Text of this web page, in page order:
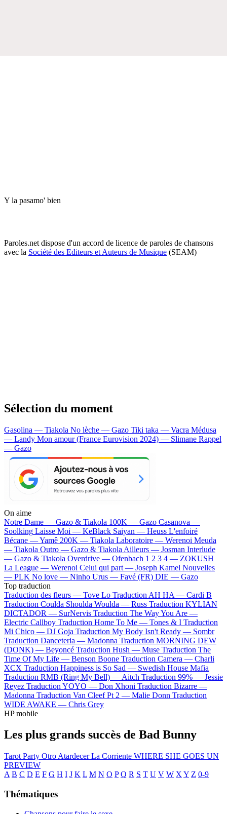
Y la pasamo' bien
Paroles.net dispose d'un accord de licence de paroles de chansons
avec la Société des Editeurs et Auteurs de Musique (SEAM)
Sélection du moment
Gasolina — Tiakola No lèche — Gazo Tiki taka — Vacra Médusa
— Landy Mon amour (France Eurovision 2024) — Slimane Rappel
— Gazo
On aime
Notre Dame — Gazo & Tiakola 100K — Gazo Casanova —
Soolking Laisse Moi — KeBlack Saiyan — Heuss L'enfoiré
Bécane —Yamê 200K — Tiakola Laboratoire — Werenoi Meuda
— Tiakola Outro — Gazo & Tiakola Ailleurs — Josman Interlude
— Gazo & Tiakola Overdrive — Ofenbach 1 2 3 4 — ZOKUSH
La League — Werenoi Celui qui part — Joseph Kamel Nouvelles
— PLK No love — Ninho Urus — Favé (FR) DIE — Gazo
Top traduction
Traduction des fleurs — Tove Lo Traduction AH HA — Cardi B
Traduction Coulda Shoulda Woulda — Russ Traduction KYLIAN
DICTADOR — SurNervis Traduction The Way You Are —
Electric Callboy Traduction Home To Me — Tones & I Traduction
Mi Chico — DJ Goja Traduction My Body Isn't Ready — Sombr
Traduction Danceteria — Madonna Traduction MORNING DEW
(DONK) — Beyoncé Traduction Hush — Muse Traduction The
Time Of My Life — Benson Boone Traduction Camera — Charli
XCX Traduction Happiness is So Sad — Swedish House Mafia
Traduction RMB (Ring My Bell) — Aitch Traduction 99% — Jessie
Reyez Traduction YOYO — Don Xhoni Traduction Bizarre —
Madonna Traduction Van Cleef Pt 2 — Malie Donn Traduction
WIDE AWAKE — Chris Grey
HP mobile
Les plus grands succès de Bad Bunny
Tarot Party Otro AtardecerLa Corriente WHERE SHE GOES UN
PREVIEW
A B C D E F G H I J K L M N O P Q R S T U V W X Y Z 0-9
Thématiques